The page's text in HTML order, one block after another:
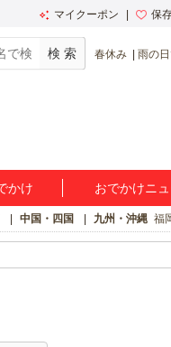
マイクーポン 保
春休み 雨の
かけ おでかけニ
中国・四国 九州・沖縄 福